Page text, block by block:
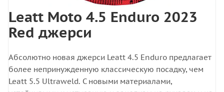
Leatt Moto 4.5 Enduro 2023
Red джерси
Абсолютно новая джерси Leatt 4.5 Enduro предлагает
более непринужденную классическую посадку, чем
Leatt 5.5 Ultraweld. С новыми материалами,